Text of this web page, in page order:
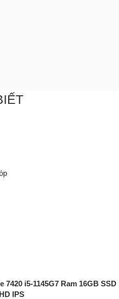
7420 i5-1145G7 Ram 16GB SSD
IPS